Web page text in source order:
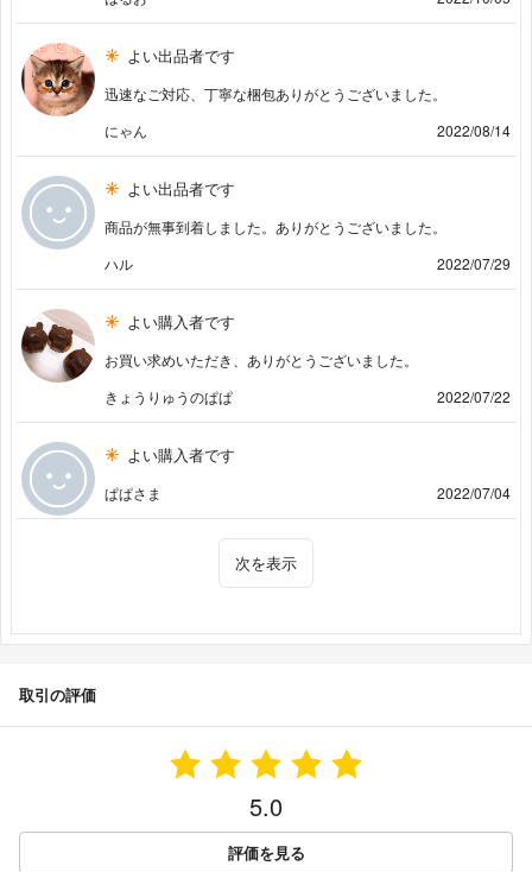
よい出品者です
迅速なご対応、丁寧な梱包ありがとうございました。
にゃん
2022/08/14
よい出品者です
商品が無事到着しました。ありがとうございました。
ハル
2022/07/29
よい購入者です
お買い求めいただき、ありがとうございました。
きょうりゅうのぱぱ
2022/07/22
よい購入者です
ぱぱさま 2022/07/04
次を表示
取引の評価
5.0
評価を見る